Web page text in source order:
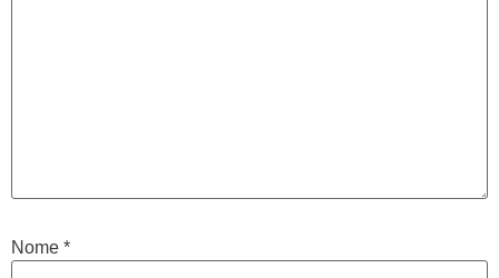
Nome *